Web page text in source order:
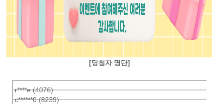
[당첨자 명단]
r****e (4076)
c******0 (8239)